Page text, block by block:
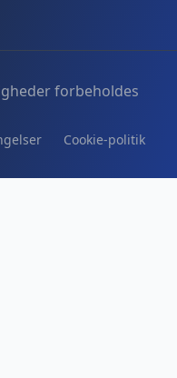
forbeholdes
Cookie-politik